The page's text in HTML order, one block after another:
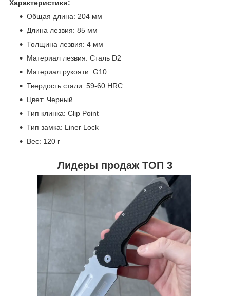
Характеристики:
Общая длина: 204 мм
Длина лезвия: 85 мм
Толщина лезвия: 4 мм
Материал лезвия: Сталь D2
Материал рукояти: G10
Твердость стали: 59-60 HRC
Цвет: Черный
Тип клинка: Clip Point
Тип замка: Liner Lock
Вес: 120 г
Лидеры продаж ТОП 3